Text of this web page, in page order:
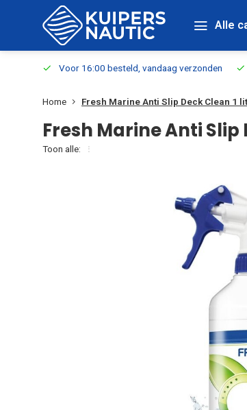
Alle
Voor 16:00 besteld, vandaag verzonden
Home Fresh Marine Anti Slip Deck Clean 1
Fresh Marine Anti Slip
Toon alle: